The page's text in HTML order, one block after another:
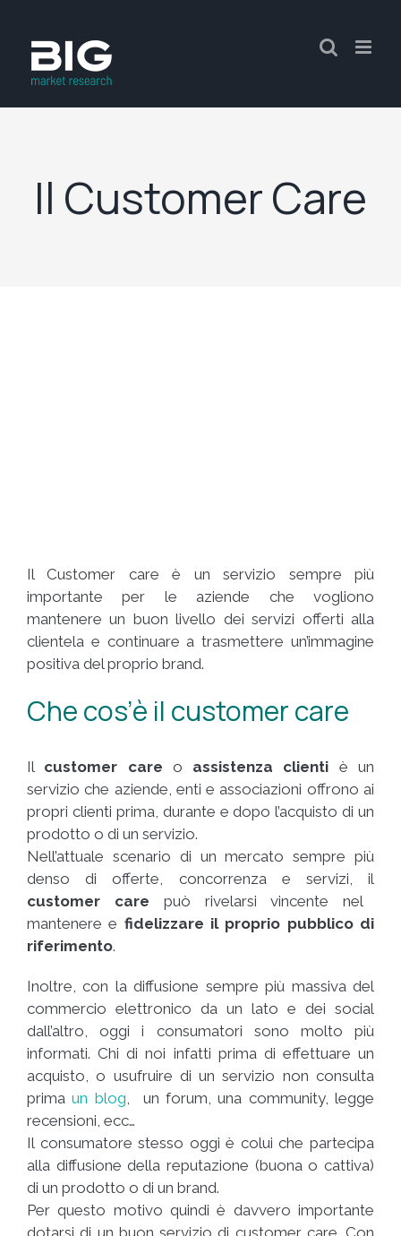
Il Customer Care
Il Customer care è un servizio sempre più
importante per le aziende che vogliono
mantenere un buon livello dei servizi offerti alla
clientela e continuare a trasmettere un’immagine
positiva del proprio brand.
Che cos’è il customer care
Il customer care o assistenza clienti è un
servizio che aziende, enti e associazioni offrono ai
propri clienti prima, durante e dopo l’acquisto di un
prodotto o di un servizio.
Nell’attuale scenario di un mercato sempre più
denso di offerte, concorrenza e servizi, il
customer care può rivelarsi vincente nel
mantenere e fidelizzare il proprio pubblico di
riferimento.
Inoltre, con la diffusione sempre più massiva del
commercio elettronico da un lato e dei social
dall’altro, oggi i consumatori sono molto più
informati. Chi di noi infatti prima di effettuare un
acquisto, o usufruire di un servizio non consulta
primaun blog , un forum, una community, legge
recensioni, ecc…
Il consumatore stesso oggi è colui che partecipa
alla diffusione della reputazione (buona o cattiva)
di un prodotto o di un brand.
Per questo motivo quindi è davvero importante
dotarsi di un buon servizio di customer care. Con